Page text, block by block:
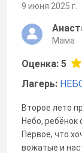
9 июня 2025 г.
Мама
Оценка: 5
Лагерь:
Второе лето
Небо, ребёнок
Первое, что
вожатые и